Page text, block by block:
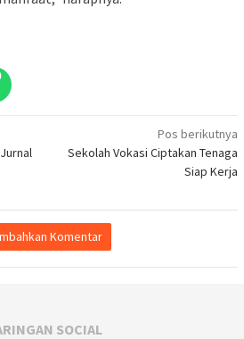
Pos berikutnya
Sekolah Vokasi Ciptakan Tenaga
Siap Kerja
Komentar
SOCIAL